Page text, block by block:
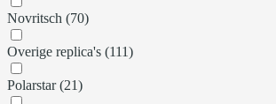
Novritsch (70)
Overige replica's (111)
Polarstar (21)